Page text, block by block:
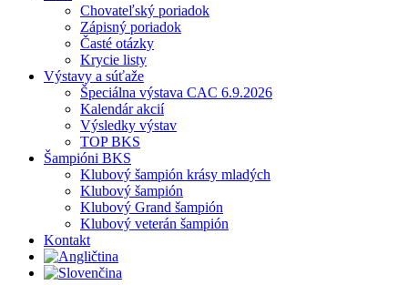
Chovateľský poriadok
Zápisný poriadok
Časté otázky
Krycie listy
Výstavy a súťaže
Špeciálna výstava CAC 6.9.2026
Kalendár akcií
Výsledky výstav
TOP BKS
Šampióni BKS
Klubový šampión krásy mladých
Klubový šampión
Klubový Grand šampión
Klubový veterán šampión
Kontakt